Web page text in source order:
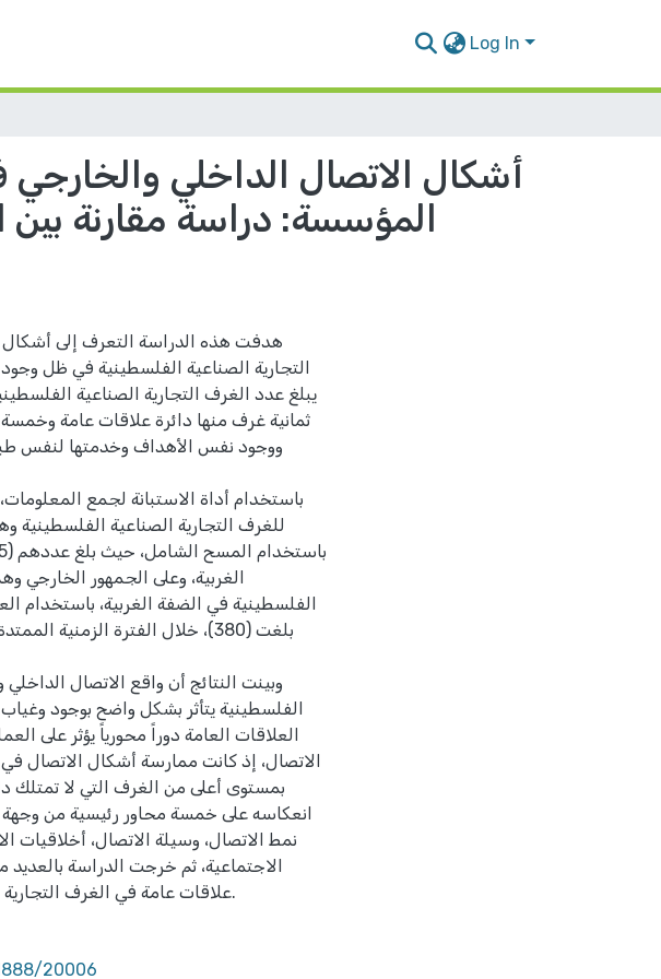
Log In
أشكال الاتصال الداخلي
المؤسسة: دراسة مقارنة بين
هدفت هذه الدراسة التعرف إلى أشكال
التجارية الصناعية الفلسطينية في ظل وجود
ثمانية غرف منها دائرة علاقات عامة
ووجود نفس الأهداف وخدمتها لنفس
باستخدام أداة الاستبانة لجمع
للغرف التجارية الصناعية
الغربية، وعلى الجمهور الخارجي
الفلسطينية في الضفة الغربية، باستخدام
وبينت النتائج أن واقع الاتصال
الفلسطينية يتأثر بشكل واضح بوجود وغياب
العلاقات العامة دوراً محورياً يؤثر على
الاتصال، إذ كانت ممارسة أشكال الاتصال
بمستوى أعلى من الغرف التي لا تمتلك
انعكاسه على خمسة محاور رئيسية من وجهة
نمط الاتصال، وسيلة الاتصال، أخلاقيات
الاجتماعية، ثم خرجت الدراسة
علاقات عامة في الغرف التجارية الصناعية الفلسطينية والاستثمار فيها.
20006